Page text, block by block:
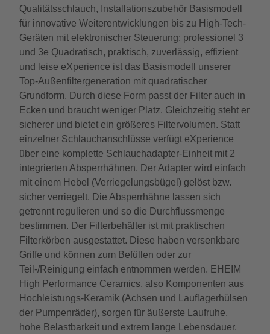
Qualitätsschlauch, Installationszubehör Basismodell
für innovative Weiterentwicklungen bis zu High-Tech-
Geräten mit elektronischer Steuerung: professionel 3
und 3e Quadratisch, praktisch, zuverlässig, effizient
und leise eXperience ist das Basismodell unserer
Top-Außenfiltergeneration mit quadratischer
Grundform. Durch diese Form passt der Filter auch in
Ecken und braucht weniger Platz. Gleichzeitig steht er
sicherer und bietet ein größeres Filtervolumen. Statt
einzelner Schlauchanschlüsse verfügt eXperience
über eine komplette Schlauchadapter-Einheit mit 2
integrierten Absperrhähnen. Der Adapter wird einfach
mit einem Hebel (Verriegelungsbügel) gelöst bzw.
sicher verriegelt. Die Absperrhähne lassen sich
getrennt regulieren und so die Durchflussmenge
bestimmen. Der Filterbehälter ist mit praktischen
Filterkörben ausgestattet. Diese haben versenkbare
Griffe und können zum Befüllen oder zur
Teil-/Reinigung einfach entnommen werden. EHEIM
High Performance Ceramics, also Komponenten aus
Hochleistungs-Keramik (Achsen und Lauflagerhülsen
der Pumpenräder), sorgen für äußerste Laufruhe,
hohe Belastbarkeit und extrem lange Lebensdauer.